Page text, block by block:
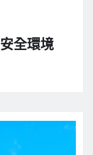
全環境